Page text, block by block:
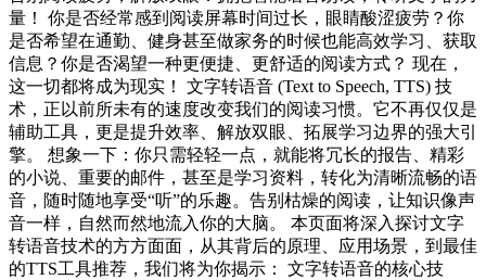
量！ 你是否经常感到阅读屏幕时间过长，眼睛酸涩疲劳？你
是否希望在通勤、健身甚至做家务的时候也能高效学习、获取
信息？你是否渴望一种更便捷、更舒适的阅读方式？ 现在，
这一切都将成为现实！ 文字转语音 (Text to Speech, TTS) 技
术，正以前所未有的速度改变我们的阅读习惯。它不再仅仅是
辅助工具，更是提升效率、解放双眼、拓展学习边界的强大引
擎。 想象一下：你只需轻轻一点，就能将冗长的报告、精彩
的小说、重要的邮件，甚至是学习资料，转化为清晰流畅的语
音，随时随地享受“听”的乐趣。告别枯燥的阅读，让知识像声
音一样，自然而然地流入你的大脑。 本页面将深入探讨文字
转语音技术的方方面面，从其背后的原理、应用场景，到最佳
的TTS工具推荐，我们将为你揭示： 文字转语音的核心技